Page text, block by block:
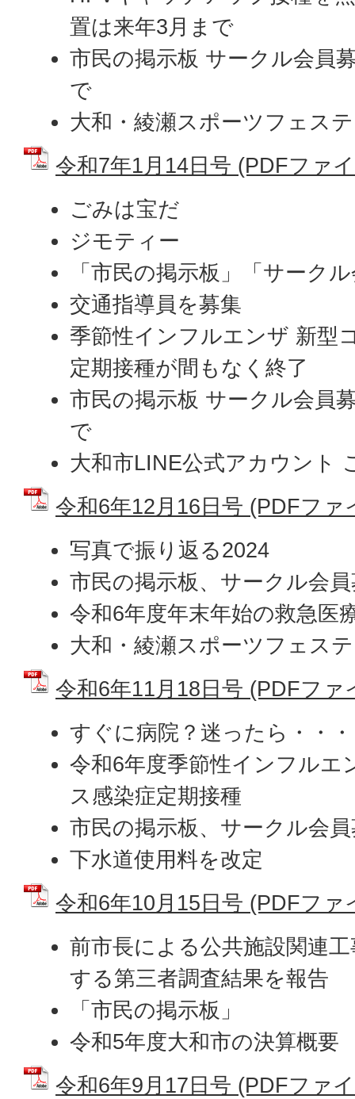
置は来年3月まで
市民の掲示板 サークル会員
で
大和・綾瀬スポーツフェス
令和7年1月14日号 (PDFファ
ごみは宝だ
ジモティー
「市民の掲示板」「サーク
交通指導員を募集
季節性インフルエンザ 新型
定期接種が間もなく終了
市民の掲示板 サークル会員
で
大和市LINE公式アカウント
令和6年12月16日号 (PDFファ
写真で振り返る2024
市民の掲示板、サークル会
令和6年度年末年始の救急医
大和・綾瀬スポーツフェス
令和6年11月18日号 (PDFファ
すぐに病院？迷ったら・・・
令和6年度季節性インフルエ
ス感染症定期接種
市民の掲示板、サークル会
下水道使用料を改定
令和6年10月15日号 (PDFファ
前市長による公共施設関連
する第三者調査結果を報告
「市民の掲示板」
令和5年度大和市の決算概要
令和6年9月17日号 (PDFファ